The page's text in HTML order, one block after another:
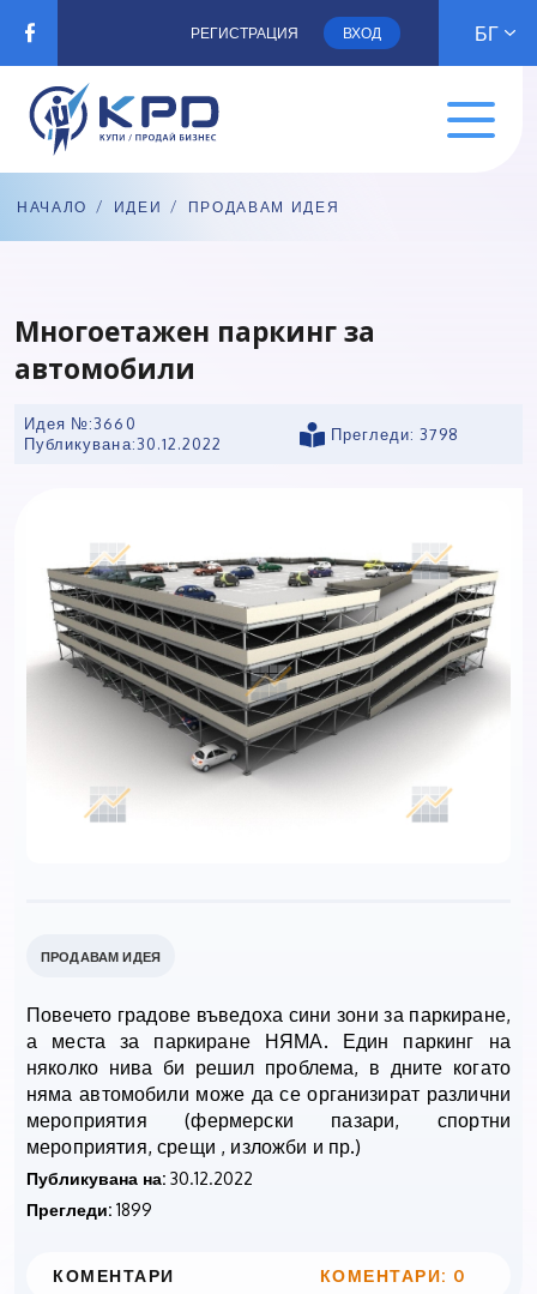
РЕГИСТРАЦИЯ ВХОД БГ
НАЧАЛО / ИДЕИ / ПРОДАВАМ ИДЕЯ
Многоетажен паркинг за
автомобили
Идея №:3660
Публикувана:30.12.2022
Прегледи: 3798
ПРОДАВАМ ИДЕЯ
Повечето градове въведоха сини зони за паркиране,
а места за паркиране НЯМА. Един паркинг на
няколко нива би решил проблема, в дните когато
няма автомобили може да се организират различни
мероприятия (фермерски пазари, спортни
мероприятия, срещи , изложби и пр.)
Публикувана на: 30.12.2022
Прегледи: 1899
КОМЕНТАРИ: 0
КОМЕНТАРИ